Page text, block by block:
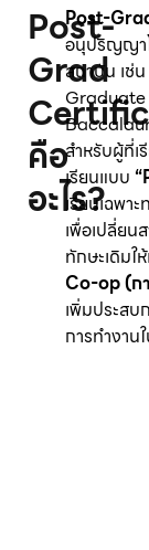
Post-
Grad
คือ
อะไร?
Post-
อนุปริญญา
สถาบัน เช่
สำหรับผู้ที่
เรียนแบบ
เรียนเฉพา
เพื่อเปลี่ยน
ทักษะเดิมใ
Co-op (ก
เพิ่มประส
การทำงาน